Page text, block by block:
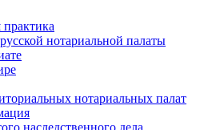
практика
нотариальной палаты
нотариальных палат